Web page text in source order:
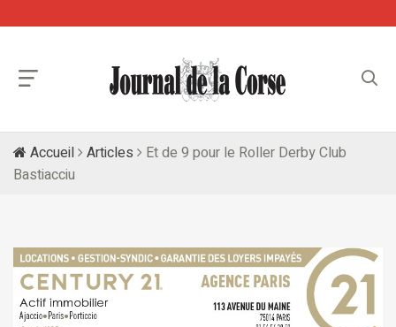
Accueil Articles
Et de 9 pour le Roller Derby Club
Bastiacciu